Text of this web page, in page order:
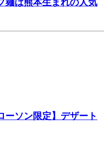
麺は熊本生まれの人気
ーソン限定】デザート